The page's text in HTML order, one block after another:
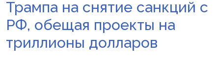
Трампа на снятие санкций с
РФ, обещая проекты на
триллионы долларов